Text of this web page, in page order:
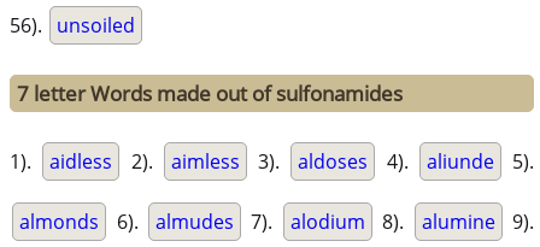
56). unsoiled
7 letter Words made out of sulfonamides
1). aidless 2). aimless 3). aldoses 4). aliunde 5).
almonds 6). almudes 7). alodium 8). alumine 9).